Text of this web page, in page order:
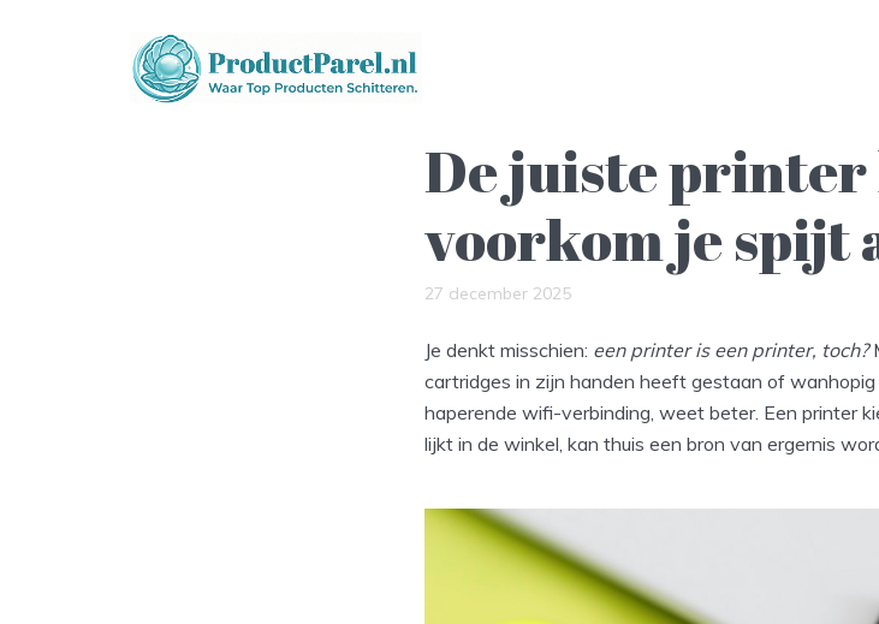
De juiste printer
voorkom je spijt
27 december 2025
Je denkt misschien: een printer is een printer, toch?
cartridges in zijn handen heeft gestaan of
haperende wifi-verbinding, weet beter. Een printer
lijkt in de winkel, kan thuis een bron van ergernis